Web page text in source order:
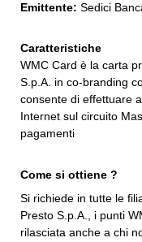
Emittente: Sedici
Caratteristiche
WMC Card è la carta
S.p.A. in co-branding
consente di effettuare
Internet sul circuito
pagamenti
Come si ottiene ?
Si richiede in tutte le
Presto S.p.A., i punti
rilasciata anche a chi